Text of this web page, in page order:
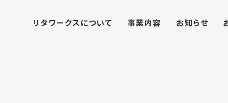
リタワークスについて 事業内容 お知らせ